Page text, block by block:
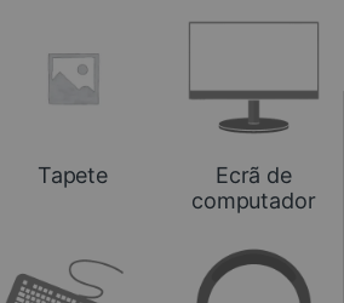
Tapete
Ecrã de
computador